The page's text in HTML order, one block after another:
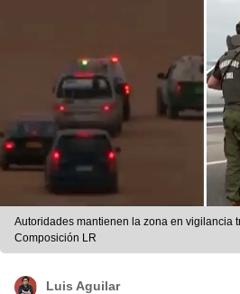
Autoridades mantienen la zona en vigilancia
Composición LR
Luis Aguilar